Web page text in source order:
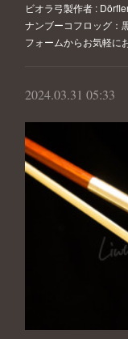
ビオラ弓製作者 :
ナンブーコフロッグ：
フォームからお気軽に
2024.03.31 05:33